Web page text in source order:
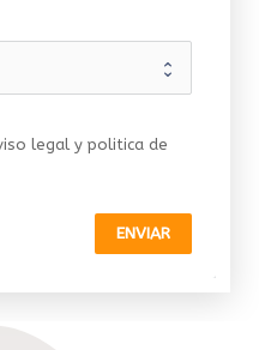
legal y politica de
ENVIAR